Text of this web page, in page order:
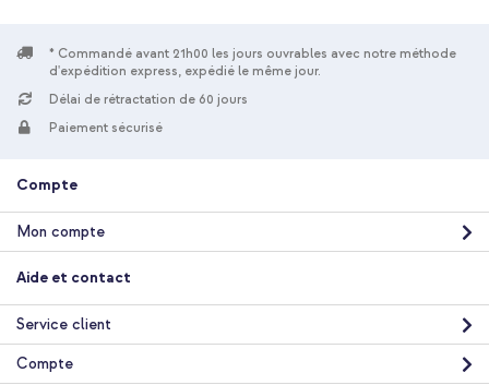
* Commandé avant 21h00 les jours ouvrables avec notre méthode
d'expédition express, expédié le même jour.
Délai de rétractation de 60 jours
Paiement sécurisé
Compte
Mon compte
Aide et contact
Service client
Compte